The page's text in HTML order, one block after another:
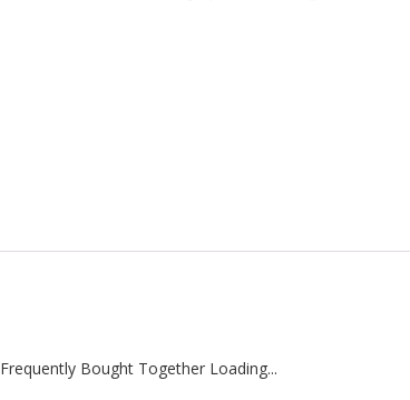
Frequently Bought Together Loading...